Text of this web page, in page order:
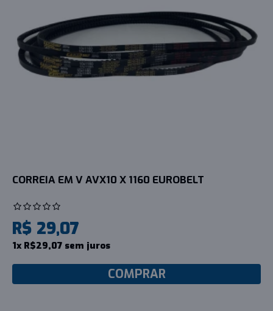
CORREIA EM V AVX10 X 1160 EUROBELT
R$ 29,07
1x R$29,07 sem juros
COMPRAR